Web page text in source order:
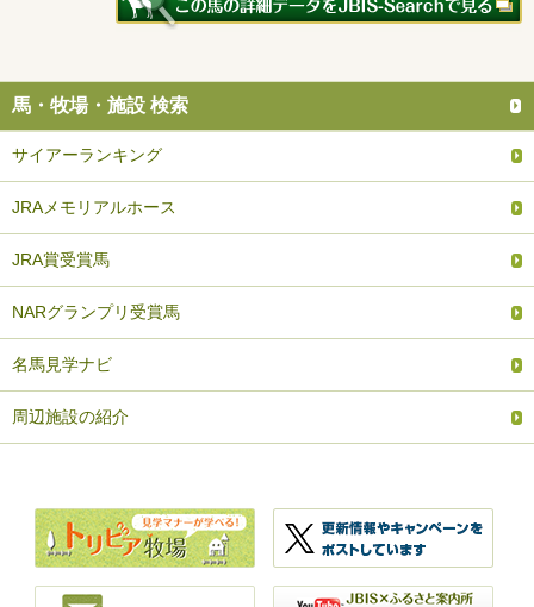
馬・牧場・施設 検索
サイアーランキング
JRAメモリアルホース
JRA賞受賞馬
NARグランプリ受賞馬
名馬見学ナビ
周辺施設の紹介